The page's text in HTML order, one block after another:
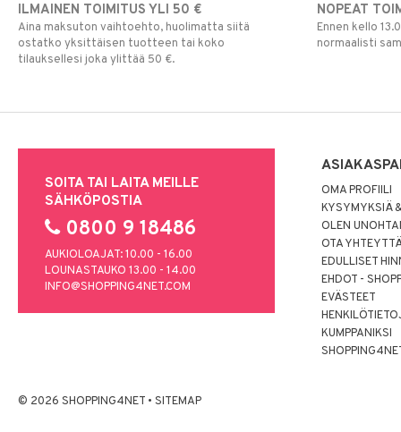
ILMAINEN TOIMITUS YLI 50 €
Aina maksuton vaihtoehto, huolimatta siitä
ostatko yksittäisen tuotteen tai koko
tilauksellesi joka ylittää 50 €.
NOPEAT
Ennen kello
normaalisti
SOITA TAI LAITA MEILLE
SÄHKÖPOSTIA
0800 9 18486
AUKIOLOAJAT: 10.00 - 16.00
LOUNASTAUKO 13.00 - 14.00
INFO@SHOPPING4NET.COM
OMA PROFIILI
KYSYMYKSIÄ
OLEN
OTA
EDULLISET
EHDOT -
EVÄSTEET
KUMPPANIKSI
© 2026 SHOPPING4NET • SITEMAP